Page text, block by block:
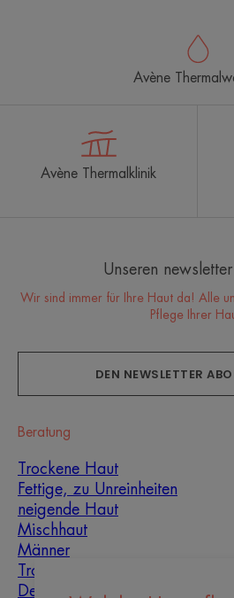
Avène
Avène Thermalklinik
Unseren
Wir sind immer für Ihre Haut da! Alle
Pflege Ihrer
DEN NEWSLETTER
Beratung
Trockene Haut
Fettige, zu Unreinheiten
neigende Haut
Mischhaut
Männer
Trockenheit und
Dehydrierung